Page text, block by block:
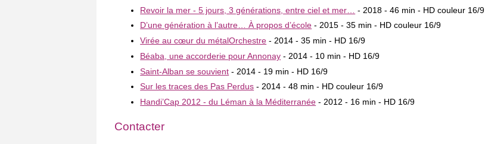
Revoir la mer - 5 jours, 3 générations, entre ciel et mer…
- 2018 - 46 min - HD couleur 16/9
D’une génération à l’autre… À propos d’école - 2015 - 35 min - HD couleur 16/9
Virée au cœur du métalOrchestre - 2014 - 35 min - HD 16/9
Béaba, une accorderie pour Annonay - 2014 - 10 min - HD 16/9
Saint-Alban se souvient - 2014 - 19 min - HD 16/9
Sur les traces des Pas Perdus - 2014 - 48 min - HD couleur 16/9
Handi’Cap 2012 - du Léman à la Méditerranée - 2012 - 16 min - HD 16/9
Contacter